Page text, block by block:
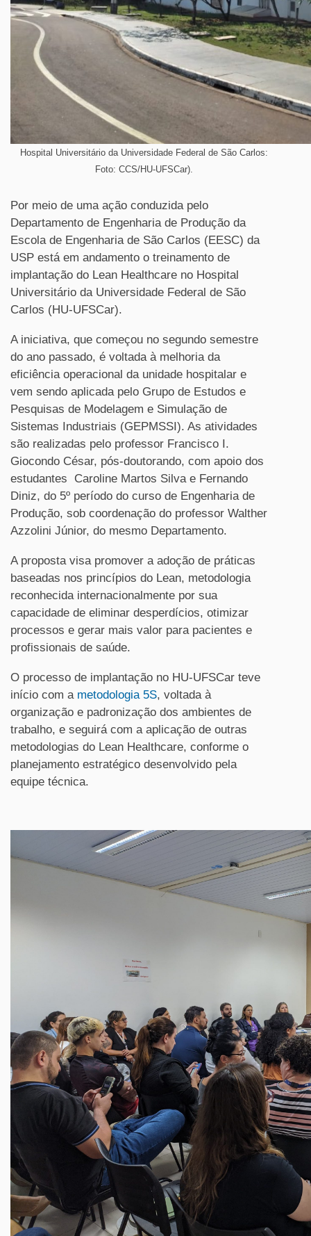
Hospital Universitário da Universidade Federal de São Carlos:
Foto: CCS/HU-UFSCar).
Por meio de uma ação conduzida pelo
Departamento de Engenharia de Produção da
Escola de Engenharia de São Carlos (EESC) da
USP está em andamento o treinamento de
implantação do Lean Healthcare no Hospital
Universitário da Universidade Federal de São
Carlos (HU-UFSCar).
A iniciativa, que começou no segundo semestre
do ano passado, é voltada à melhoria da
eficiência operacional da unidade hospitalar e
vem sendo aplicada pelo Grupo de Estudos e
Pesquisas de Modelagem e Simulação de
Sistemas Industriais (GEPMSSI). As atividades
são realizadas pelo professor Francisco I.
Giocondo César, pós-doutorando, com apoio dos
estudantes Caroline Martos Silva e Fernando
Diniz, do 5º período do curso de Engenharia de
Produção, sob coordenação do professor Walther
Azzolini Júnior, do mesmo Departamento.
A proposta visa promover a adoção de práticas
baseadas nos princípios do Lean, metodologia
reconhecida internacionalmente por sua
capacidade de eliminar desperdícios, otimizar
processos e gerar mais valor para pacientes e
profissionais de saúde.
O processo de implantação no HU-UFSCar teve
início com a metodologia 5S, voltada à
organização e padronização dos ambientes de
trabalho, e seguirá com a aplicação de outras
metodologias do Lean Healthcare, conforme o
planejamento estratégico desenvolvido pela
equipe técnica.